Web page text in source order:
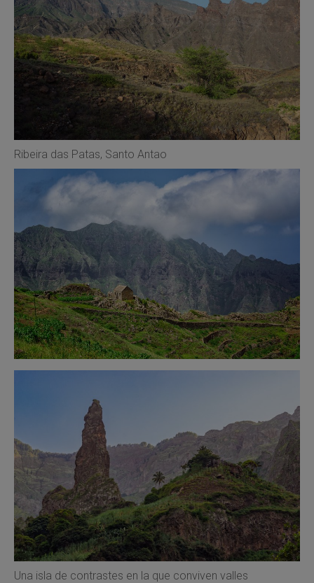
Ribeira das Patas, Santo Antao
Una isla de contrastes en la que conviven valles